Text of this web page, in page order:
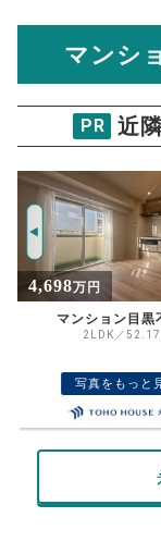
物件価格
ご希望の
返済期間
住宅ローン
金利
ボーナス
返済金額
藤和シテ
試算条件
推定売却
資金計画
格を入力
マンシ
PR 近
32,500万円
シティタワー武蔵
3LDK／88.95
写真をもっと